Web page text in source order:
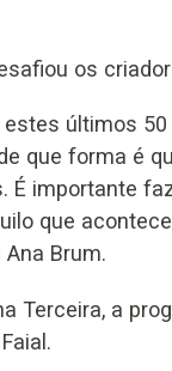
os
últimos
que forma é
É importante
que
Brum.
Terceira, a